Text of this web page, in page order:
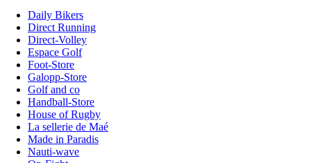
Daily Bikers
Direct Running
Direct-Volley
Espace Golf
Foot-Store
Galopp-Store
Golf and co
Handball-Store
House of Rugby
La sellerie de Maé
Made in Paradis
Nauti-wave